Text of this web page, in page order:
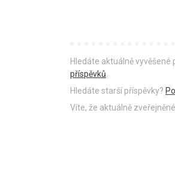
Hledáte aktuálně vyvěšené
příspěvků.
Hledáte starší příspěvky?
Víte, že aktuálně